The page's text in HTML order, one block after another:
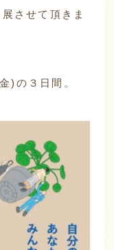
させて頂きま
)の３日間。